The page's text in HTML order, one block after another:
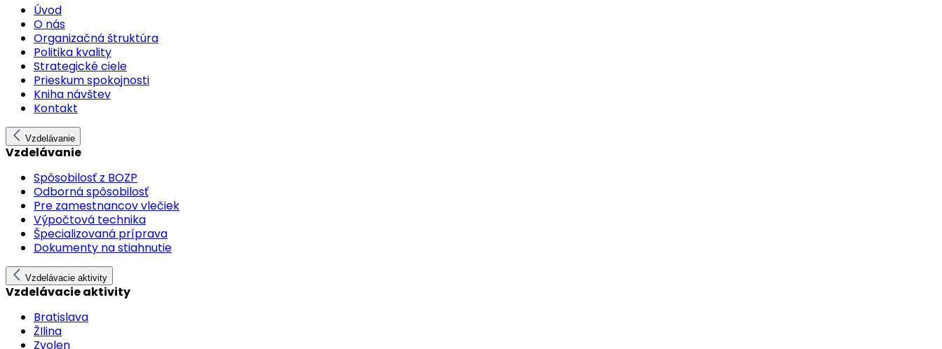
Úvod
O nás
Organizačná štruktúra
Politika kvality
Strategické ciele
Prieskum spokojnosti
Kniha návštev
Kontakt
Vzdelávanie
Vzdelávanie
Spôsobilosť z BOZP
Odborná spôsobilosť
Pre zamestnancov vlečiek
Výpočtová technika
Špecializovaná príprava
Dokumenty na stiahnutie
Vzdelávacie aktivity
Vzdelávacie aktivity
Bratislava
ŽIlina
Zvolen